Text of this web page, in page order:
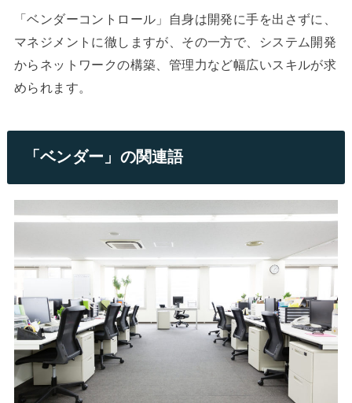
「ベンダーコントロール」自身は開発に手を出さずに、
マネジメントに徹しますが、その一方で、システム開発
からネットワークの構築、管理力など幅広いスキルが求
められます。
「ベンダー」の関連語